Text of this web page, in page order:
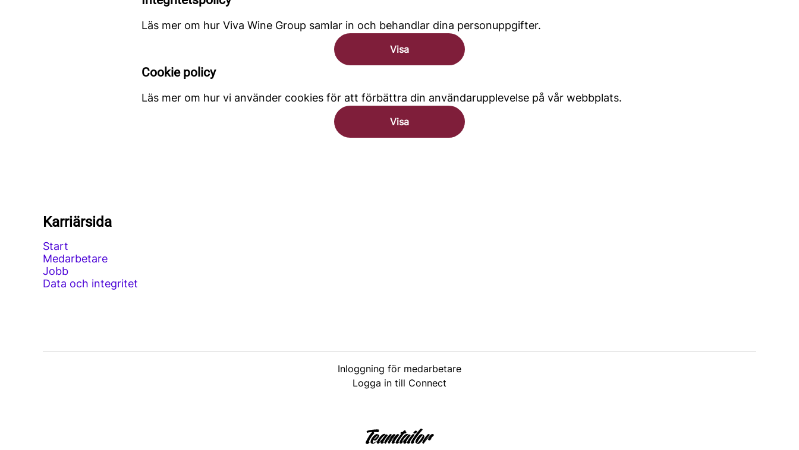
Läs mer om hur Viva Wine Group samlar in och behandlar dina personuppgifter.
Visa
Cookie policy
Läs mer om hur vi använder cookies för att förbättra din användarupplevelse på vår webbplats.
Visa
Karriärsida
Start
Medarbetare
Jobb
Data och integritet
Inloggning för medarbetare
Logga in till Connect